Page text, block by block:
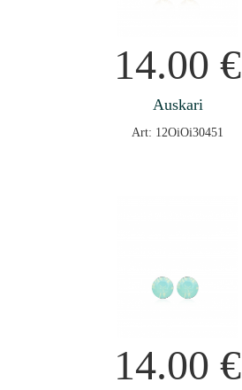
14.00€
Auskari
Art: 12OiOi30451
14.00€